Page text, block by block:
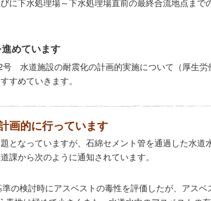
に下水処理場～下水処理場直前の最終合流地点まで
めています
号 水道施設の耐震化の計画的実施について（厚生労
すめていきます。
画的に行っています
となっていますが、石綿セメント管を通過した水道
課から次のように通知されています。
の検討時にアスベストの毒性を評価したが、アスベ